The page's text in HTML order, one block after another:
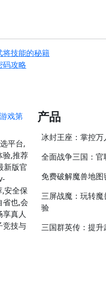
将技能的秘籍
码攻略
平台,
验,推荐
新版官
安全保
省也,会
享真人
竞技与
产品
冰封王座：掌控万
全面战争三国：官
免费破解魔兽地图
三屏战魔：玩转
验
三国群英传：提